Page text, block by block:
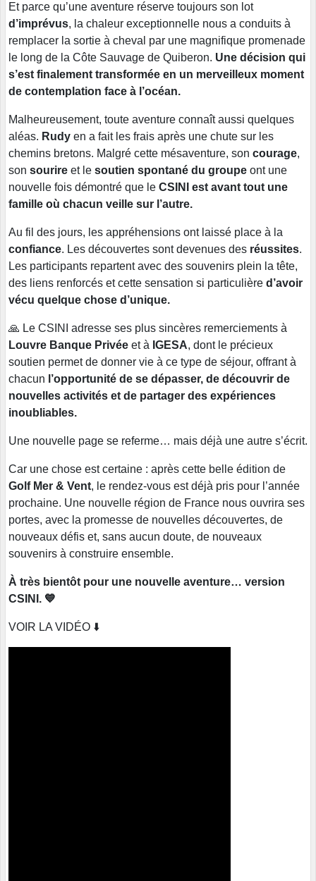
Et parce qu’une aventure réserve toujours son lot
d’imprévus, la chaleur exceptionnelle nous a conduits à
remplacer la sortie à cheval par une magnifique promenade
le long de la Côte Sauvage de Quiberon. Une décision qui
s’est finalement transformée en un merveilleux moment
de contemplation face à l’océan.
Malheureusement, toute aventure connaît aussi quelques
aléas. Rudy en a fait les frais après une chute sur les
chemins bretons. Malgré cette mésaventure, son courage,
son sourire et le soutien spontané du groupe ont une
nouvelle fois démontré que le CSINI est avant tout une
famille où chacun veille sur l’autre.
Au fil des jours, les appréhensions ont laissé place à la
confiance. Les découvertes sont devenues des réussites.
Les participants repartent avec des souvenirs plein la tête,
des liens renforcés et cette sensation si particulière d’avoir
vécu quelque chose d’unique.
🙏 Le CSINI adresse ses plus sincères remerciements à
Louvre Banque Privée et à IGESA, dont le précieux
soutien permet de donner vie à ce type de séjour, offrant à
chacun l’opportunité de se dépasser, de découvrir de
nouvelles activités et de partager des expériences
inoubliables.
Une nouvelle page se referme… mais déjà une autre s’écrit.
Car une chose est certaine : après cette belle édition de
Golf Mer & Vent, le rendez-vous est déjà pris pour l’année
prochaine. Une nouvelle région de France nous ouvrira ses
portes, avec la promesse de nouvelles découvertes, de
nouveaux défis et, sans aucun doute, de nouveaux
souvenirs à construire ensemble.
À très bientôt pour une nouvelle aventure… version
CSINI. 💙
VOIR LA VIDÉO ⬇️